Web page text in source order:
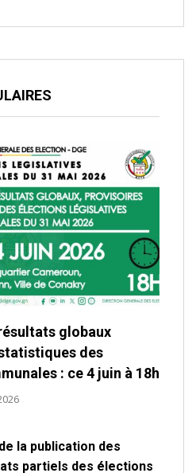
globaux
des
: ce 4 juin à 18h
la publication des
partiels des élections